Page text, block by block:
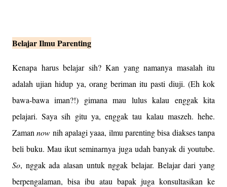
Belajar Ilmu Parenting
Kenapa harus belajar sih? Kan yang namanya masalah itu
adalah ujian hidup ya, orang beriman itu pasti diuji. (Eh kok
bawa-bawa iman?!) gimana mau lulus kalau enggak kita
pelajari. Saya sih gitu ya, enggak tau kalau maszeh. hehe.
Zamannow nih apalagi yaaa, ilmu parenting bisa diakses tanpa
beli buku. Mau ikut seminarnya juga udah banyak di youtube.
So, nggak ada alasan untuk nggak belajar. Belajar dari yang
berpengalaman, bisa ibu atau bapak juga konsultasikan ke